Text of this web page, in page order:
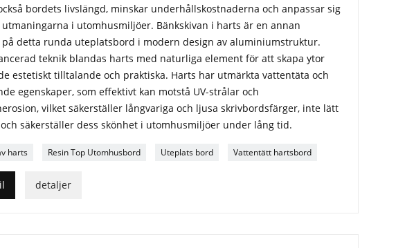
bordets livslängd, minskar underhållskostnaderna och anpassar sig
i utomhusmiljöer. Bänkskivan i harts är en annan
detta runda uteplatsbord i modern design av aluminiumstruktur.
teknik blandas harts med naturliga element för att skapa ytor
estetiskt tilltalande och praktiska. Harts har utmärkta vattentäta och
egenskaper, som effektivt kan motstå UV-strålar och
vilket säkerställer långvariga och ljusa skrivbordsfärger, inte lätt
säkerställer dess skönhet i utomhusmiljöer under lång tid.
harts Resin Top Utomhusbord Uteplats bord Vattentätt hartsbord
detaljer